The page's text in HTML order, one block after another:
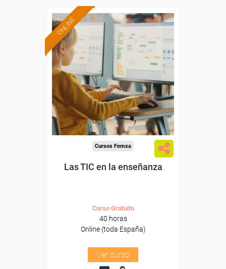
ONLINE
Formación 100%
subvencionada.
Para desempleados,
trabajadores y autónomos.
Sector
-Educación.
Cursos Femxa
Las TIC en la enseñanza
Curso Gratuito
40 horas
Online (toda España)
Ver curso